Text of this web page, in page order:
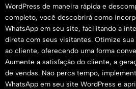
WordPress de maneira rápida e
completo, você descobrirá como
WhatsApp em seu site, facilitando a
direta com seus visitantes. Otimize
ao cliente, oferecendo uma forma
Aumente a satisfação do cliente, a
de vendas. Não perca tempo,
WhatsApp em seu site WordPress e